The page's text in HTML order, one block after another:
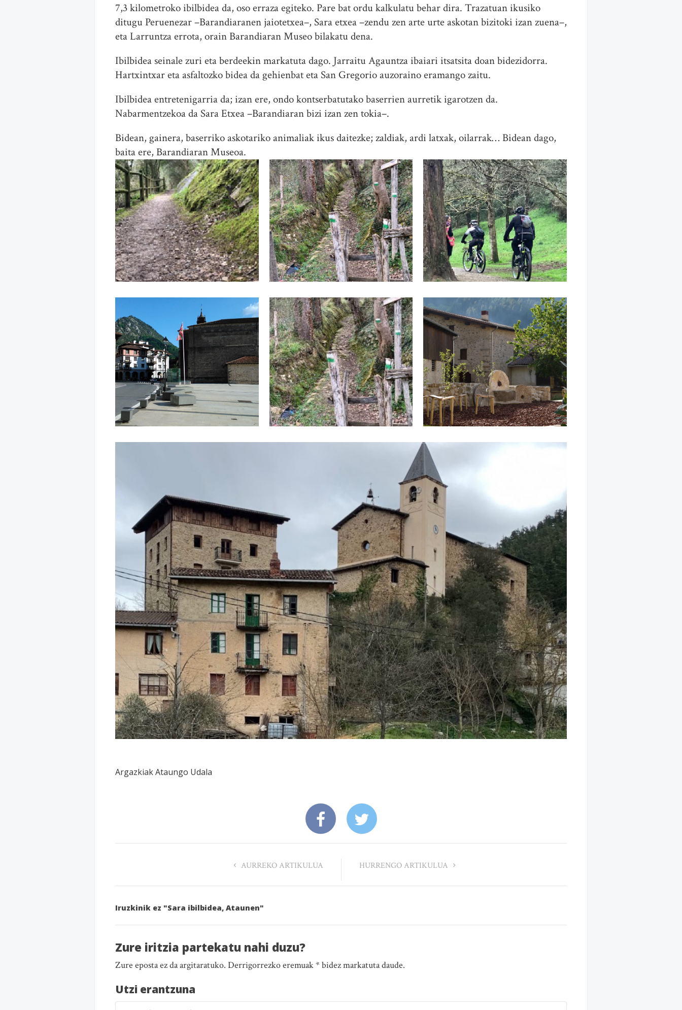
7,3 kilometroko ibilbidea da, oso erraza egiteko. Pare bat ordu kalkulatu behar dira. Trazatuan ikusiko
ditugu Peruenezar –Barandiaranen jaiotetxea–, Sara etxea –zendu zen arte urte askotan bizitoki izan zuena–,
eta Larruntza errota, orain Barandiaran Museo bilakatu dena.
Ibilbidea seinale zuri eta berdeekin markatuta dago. Jarraitu Agauntza ibaiari itsatsita doan bidezidorra.
Hartxintxar eta asfaltozko bidea da gehienbat eta San Gregorio auzoraino eramango zaitu.
Ibilbidea entretenigarria da; izan ere, ondo kontserbatutako baserrien aurretik igarotzen da.
Nabarmentzekoa da Sara Etxea –Barandiaran bizi izan zen tokia–.
Bidean, gainera, baserriko askotariko animaliak ikus daitezke; zaldiak, ardi latxak, oilarrak… Bidean dago,
baita ere, Barandiaran Museoa.
Argazkiak Ataungo Udala
AURREKO ARTIKULUA HURRENGO ARTIKULUA
Iruzkinik ez "Sara ibilbidea, Ataunen"
Zure iritzia partekatu nahi duzu?
Zure eposta ez da argitaratuko. Derrigorrezko eremuak * bidez markatuta daude.
Utzi erantzuna